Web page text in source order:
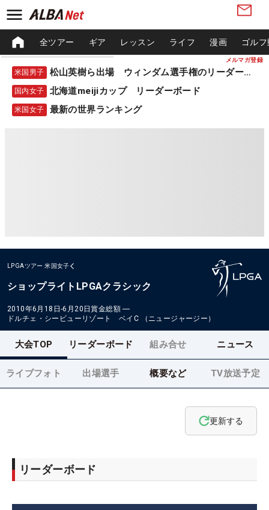
メルマガ登録
全ツアー ギア レッスン ライフ 漫画 ゴル
米国男子 松山英樹ら出場 ウィンダム選手権のリーダーボード
国内女子 北海道meijiカップ リーダーボード
米国女子 最新の世界ランキング
LPGAツアー 米国女子
ショップライトLPGAクラシック
2010年6月18日-6月20日賞金総額 ―
ドルチェ・シービューリゾート ベイC （ニュージャージー）
大会TOP リーダーボード 組み合せ ニュース
ライブフォト 出場選手 概要など TV放送予定
更新する
リーダーボード